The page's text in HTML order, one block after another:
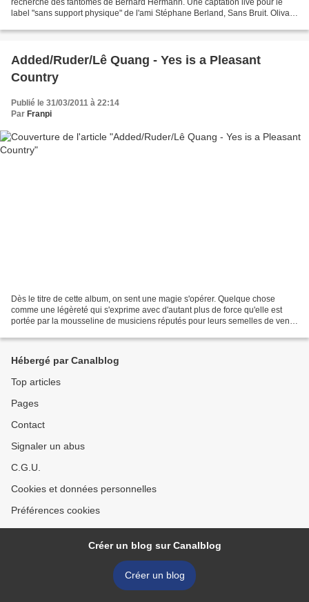
recherche des fantômes de Bernard Hermann. Une captation live pour le
label "sans support physique" de l'ami Stéphane Berland, Sans Bruit. Oliva,
Added/Ruder/Lê Quang - Yes is a Pleasant
Country
Publié le 31/03/2011 à 22:14
Par Franpi
Dès le titre de cette album, on sent une magie s'opérer. Quelque chose
comme une légèreté qui s'exprime avec d'autant plus de force qu'elle est
portée par la mousseline de musiciens réputés pour leurs semelles de vent
Hébergé par Canalblog
Top articles
Pages
Contact
Signaler un abus
C.G.U.
Cookies et données personnelles
Préférences cookies
Créer un blog sur Canalblog
Créer un blog